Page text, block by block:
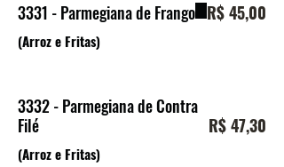
3331 - Parmegiana de Frango
(Arroz e Fritas)
R$ 45,00
3332 - Parmegiana de Contra
Filé
(Arroz e Fritas)
R$ 47,30